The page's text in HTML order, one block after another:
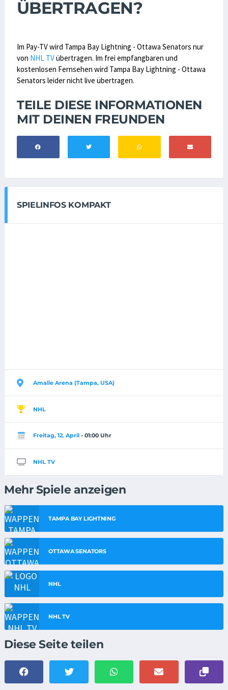
ÜBERTRAGEN?
Im Pay-TV wird Tampa Bay Lightning - Ottawa Senators nur
von NHL TVübertragen. Im frei empfangbaren und
kostenlosen Fernsehen wird Tampa Bay Lightning - Ottawa
Senators leider nicht live übertragen.
TEILE DIESE INFORMATIONEN
MIT DEINEN FREUNDEN
SPIELINFOS KOMPAKT
Amalie Arena (Tampa, USA)
NHL
Freitag, 12. April - 01:00 Uhr
NHL TV
Mehr Spiele anzeigen
TAMPA BAY LIGHTNING
OTTAWA SENATORS
NHL
NHL TV
Diese Seite teilen